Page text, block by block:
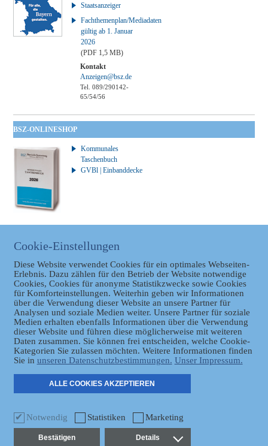
Staatsanzeiger
Fachthemenplan/Mediadaten
gültig ab 1. Januar
2026
(PDF 1,5 MB)
Kontakt
Anzeigen@bsz.de
Tel. 089/290142-
65/54/56
BSZ-ONLINESHOP
Kommunales
Taschenbuch
GVBl | Einbanddecke
BAYERISCHER LANDTAG
Link zum Bayerischen
Landtag
Datenschutz
Cookie-Einstellungen
Diese Website verwendet Cookies für ein optimales Webseiten-
Erlebnis. Dazu zählen für den Betrieb der Website notwendige
Cookies, Cookies für anonyme Statistikzwecke sowie Cookies
für Komforteinstellungen. Weiterhin geben wir Informationen
über die Verwendung dieser Website an unsere Partner für
Analysen und soziale Medien weiter. Unsere Partner für soziale
Medien erhalten ebenfalls Informationen über die Verwendung
dieser Website und führen diese möglicherweise mit weiteren
Daten zusammen. Sie können frei entscheiden, welche Cookie-
Kategorien Sie zulassen möchten. Weitere Informationen finden
Sie in unseren Datenschutzbestimmungen. Unser Impressum.
ALLE COOKIES AKZEPTIEREN
Notwendig Statistiken Marketing
Bestätigen Details